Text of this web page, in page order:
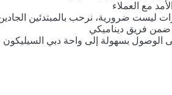
مع العملاء
ليست ضرورية، نرحب بالمبتدئين
ضمن فريق ديناميكي
الوصول بسهولة إلى واحة دبي السيليكون